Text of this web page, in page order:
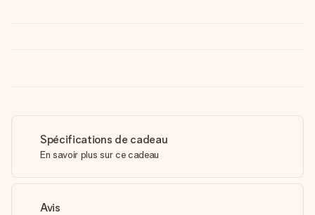
Spécifications de cadeau
En savoir plus sur ce cadeau
Avis